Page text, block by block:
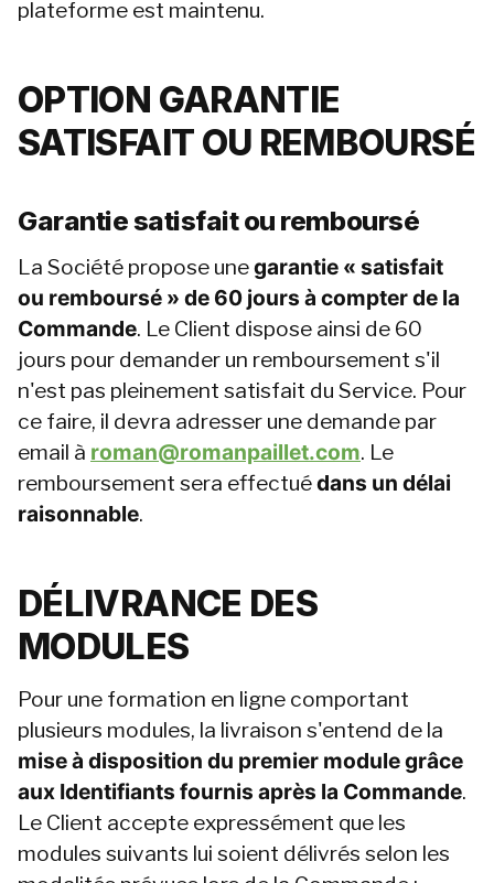
plateforme est maintenu.
OPTION GARANTIE
SATISFAIT OU REMBOURSÉ
Garantie satisfait ou remboursé
La Société propose une garantie « satisfait
ou remboursé » de 60 jours à compter de la
Commande. Le Client dispose ainsi de 60
jours pour demander un remboursement s'il
n'est pas pleinement satisfait du Service. Pour
ce faire, il devra adresser une demande par
email à roman@romanpaillet.com. Le
remboursement sera effectué dans un délai
raisonnable.
DÉLIVRANCE DES
MODULES
Pour une formation en ligne comportant
plusieurs modules, la livraison s'entend de la
mise à disposition du premier module grâce
aux Identifiants fournis après la Commande.
Le Client accepte expressément que les
modules suivants lui soient délivrés selon les